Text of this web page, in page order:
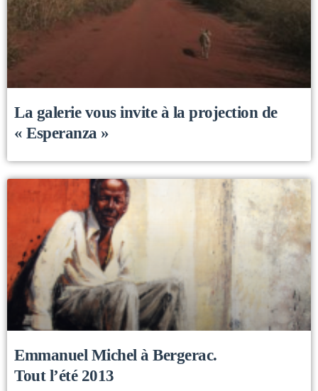
La galerie vous invite à la projection de
« Esperanza »
Emmanuel Michel à Bergerac.
Tout l’été 2013